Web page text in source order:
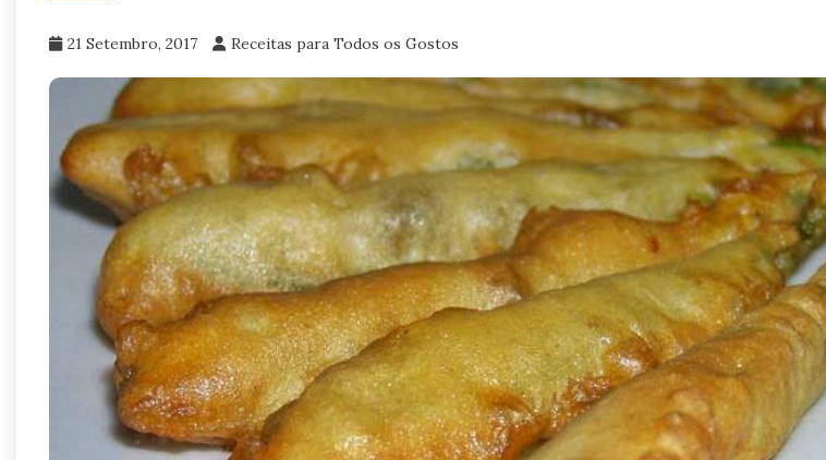
21 Setembro, 2017 Receitas para Todos os Gostos